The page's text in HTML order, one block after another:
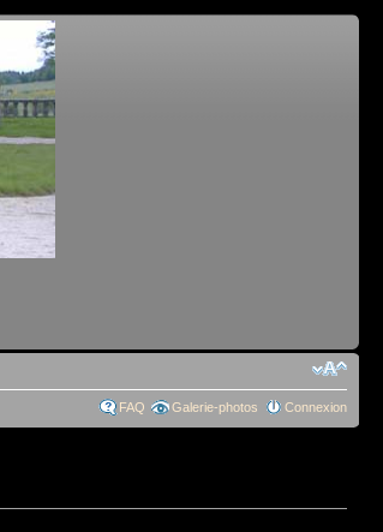
FAQ Galerie-photos Connexion